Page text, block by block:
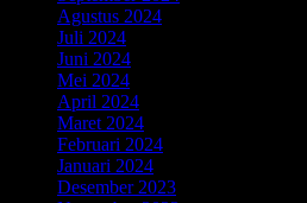
Agustus 2024
Juli 2024
Juni 2024
Mei 2024
April 2024
Maret 2024
Februari 2024
Januari 2024
Desember 2023